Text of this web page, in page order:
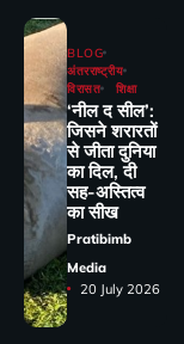
BLOG
अंतरराष्ट्रीय
विरासत
शिक्षा
‘नील द सील’:
जिसने शरारतों
से जीता दुनिया
का दिल, दी
सह-अस्तित्व
का सीख
Pratibimb
Media
20 July 2026